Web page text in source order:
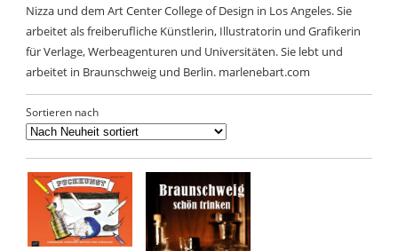
Nizza und dem Art Center College of Design in Los Angeles. Sie
arbeitet als freiberufliche Künstlerin, Illustratorin und Grafikerin
für Verlage, Werbeagenturen und Universitäten. Sie lebt und
arbeitet in Braunschweig und Berlin. marlenebart.com
Sortieren nach